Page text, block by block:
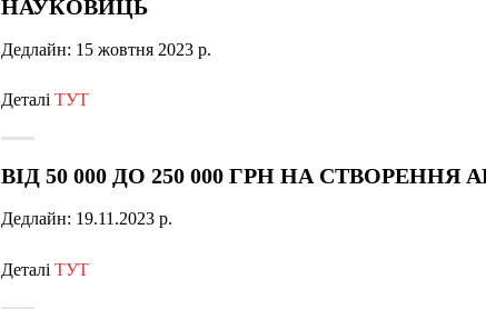
НАУКОВИЦЬ
Дедлайн: 15 жовтня 2023 р.
Деталі ТУТ
ВІД 50 000 ДО 250 000 ГРН НА
Дедлайн: 19.11.2023 р.
Деталі ТУТ